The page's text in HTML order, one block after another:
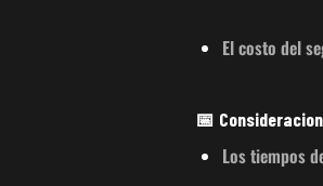
El costo del
📅
Los tiempos